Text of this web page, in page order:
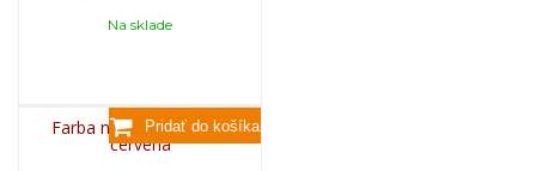
Na sklade
Farba na sviečky, 25g -
červená